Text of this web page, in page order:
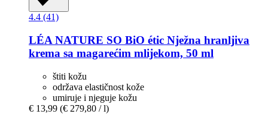
4.4 (41)
LÉA NATURE SO BiO étic Nježna hranljiva
krema sa magarećim mlijekom, 50 ml
štiti kožu
održava elastičnost kože
umiruje i njeguje kožu
€ 13,99 (€ 279,80 / l)